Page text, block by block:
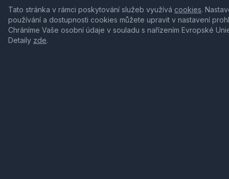
Tato stránka v rámci poskytování služeb využívá cookies.
používání a dostupnosti cookies můžete upravit v nastavení
Chráníme Vaše osobní údaje v souladu s nařízením Evropské
Detaily zde.